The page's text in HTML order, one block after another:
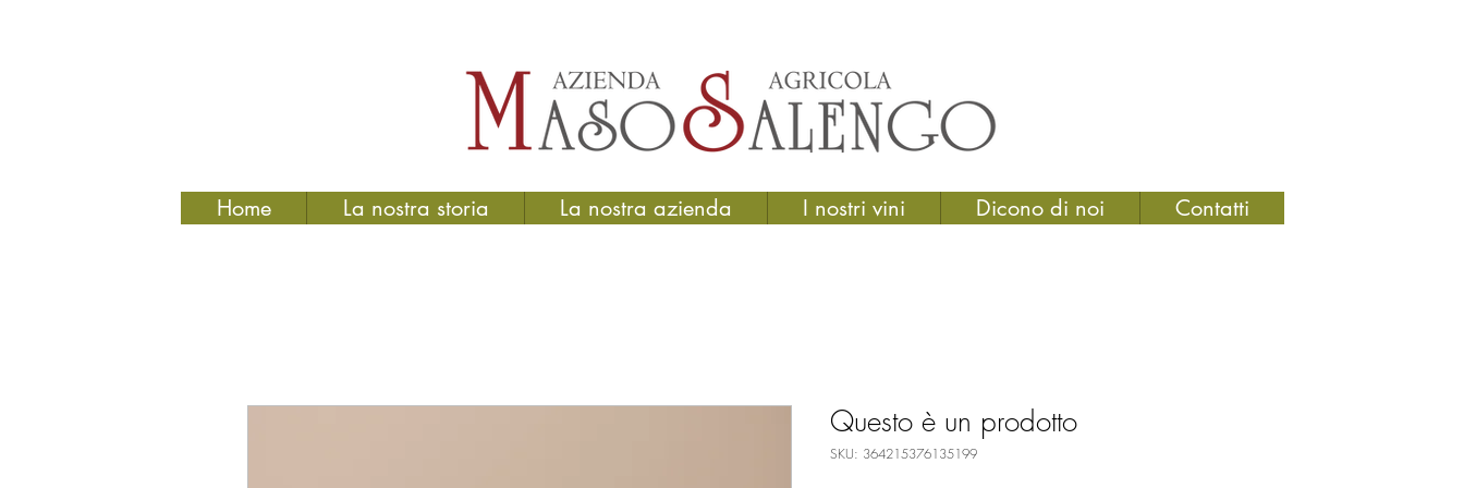
Home La nostra storia La nostra azienda I nostri vini Dicono di noi Contatti
Questo è un prodotto
SKU: 364215376135199